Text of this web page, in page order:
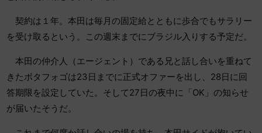
契約は１年。本田は毎月の固定給とともに歩合でもサラリー
を受け取るという。この週末までにブラジル入りする予定だ。
本田の仲介人（エージェント）である兄と話し合いを重ねて
きたボタフォゴは23日までに正式オファーを出し、28日に回
答期限を設定していた。そして27日の夜中に「OK」の知らせ
が届いたそうだ。